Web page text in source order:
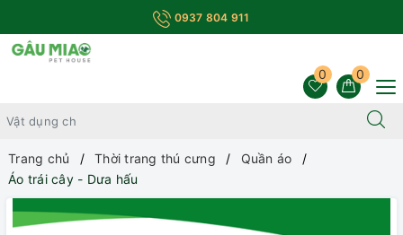
0937 804 911
0
0
Trang chủ Thời trang thú cưng
Quần áo
Áo trái cây - Dưa hấu